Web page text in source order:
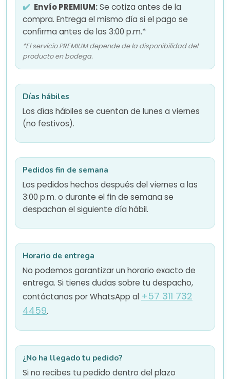
Envío PREMIUM:Se cotiza antes de la
compra. Entrega el mismo día si el pago se
confirma antes de las 3:00 p.m.*
*El servicio PREMIUM depende de la disponibilidad del
producto en bodega.
Días hábiles
Los días hábiles se cuentan de lunes a viernes
(no festivos).
Pedidos fin de semana
Los pedidos hechos después del viernes a las
3:00 p.m. o durante el fin de semana se
despachan el siguiente día hábil.
Horario de entrega
No podemos garantizar un horario exacto de
entrega. Si tienes dudas sobre tu despacho,
contáctanos por WhatsApp al +57 311 732
4459.
¿No ha llegado tu pedido?
Si no recibes tu pedido dentro del plazo